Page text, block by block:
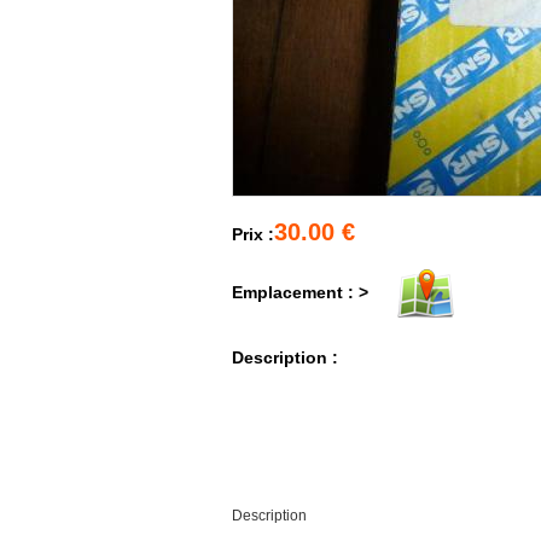
Prix :30.00 €
Emplacement : >
Description :
Description